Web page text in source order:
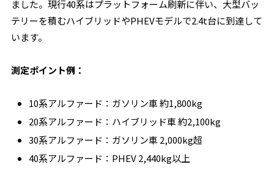
ました。現行40系はプラットフォーム刷新に伴い、大型バッ
テリーを積むハイブリッドやPHEVモデルで2.4t台に到達して
います。
測定ポイント例：
10系アルファード：ガソリン車 約1,800kg
20系アルファード：ハイブリッド車 約2,100kg
30系アルファード：ガソリン車 2,000kg超
40系アルファード：PHEV 2,440kg以上